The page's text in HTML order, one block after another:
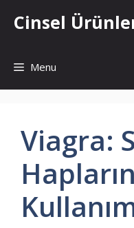
atlaCinsel
Menu
Viagra: